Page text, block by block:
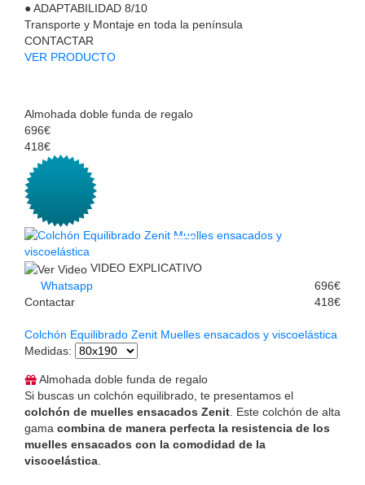
●ADAPTABILIDAD 8/10
Transporte y Montaje en toda la península
CONTACTAR
VER PRODUCTO
Almohada doble funda de regalo
696€
418€
VIDEO EXPLICATIVO
Whatsapp
Contactar
696€
418€
Colchón Equilibrado Zenit Muelles ensacados y viscoelástica
Medidas:
Almohada doble funda de regalo
Si buscas un colchón equilibrado, te presentamos el
colchón de muelles ensacados Zenit . Este colchón de alta
gama combina de manera perfecta la resistencia de los
muelles ensacados con la comodidad de la
viscoelástica